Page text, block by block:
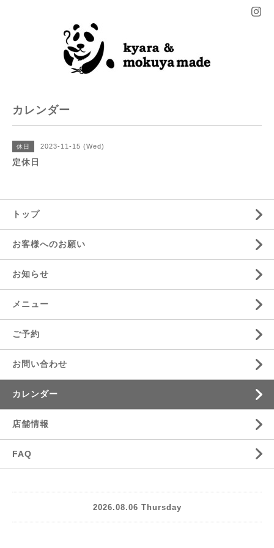
カレンダー
休日 2023-11-15 (Wed)
定休日
トップ
お客様へのお願い
お知らせ
メニュー
ご予約
お問い合わせ
カレンダー
店舗情報
FAQ
2026.08.06 Thursday